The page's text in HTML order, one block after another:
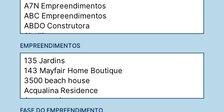
EMPREENDIMENTOS
FASE DO EMPREENDIMENTO